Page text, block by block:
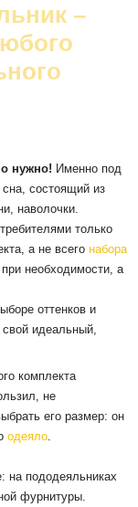
–
нужно! Именно под
состоящий из
наволочки.
только
а не всего набора
необходимости, а
оттенков и
свой идеальный,
комплекта
не
его размер: он
одеяло.
на пододеяльниках
фурнитуры.